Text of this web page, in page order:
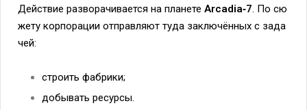
Действие разворачивается на планете Arcadia‑7. По сю
жету корпорации отправляют туда заключённых с зада
чей:
строить фабрики;
добывать ресурсы.